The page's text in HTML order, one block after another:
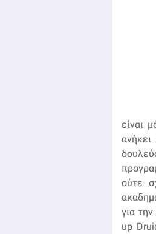
είναι
ούτε
για
up